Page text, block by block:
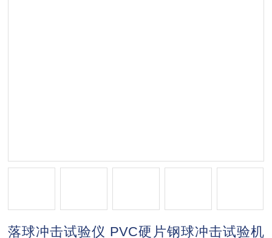
落球冲击试验仪 PVC硬片钢球冲击试验机